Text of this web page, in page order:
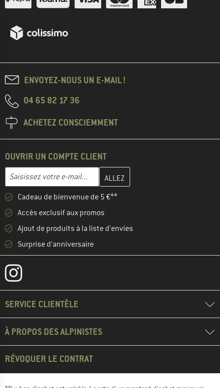
ENVOYEZ-NOUS UN E-MAIL !
04 65 82 17 36
ACHETEZ CONSCIEMMENT
OUVRIR UN COMPTE CLIENT
Adresse e-mail
Entrez votre adresse e-mail ici et créez votre compte client à la
Cadeau de bienvenue de 5 €**
Accès exclusif aux promos
Ajout de produits à la liste d'envies
Surprise d'anniversaire
SERVICE CLIENTÈLE
À PROPOS DES ALPINISTES
RÉVOQUER LE CONTRAT